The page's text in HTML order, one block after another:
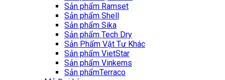
Sản phẩm Ramset
Sản phẩm Shell
Sản phẩm Sika
Sản phẩm Tech Dry
Sản Phẩm Vật Tư Khác
Sản phẩm VietStar
Sản phẩm Vinkems
Sản phẩmTerraco